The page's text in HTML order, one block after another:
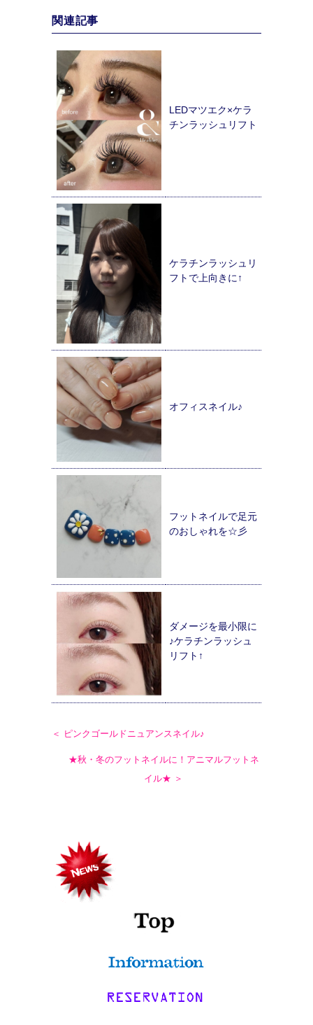
関連記事
LEDマツエク×ケラ
チンラッシュリフト
ケラチンラッシュリ
フトで上向きに↑
オフィスネイル♪
フットネイルで足元
のおしゃれを☆彡
ダメージを最小限に
♪ケラチンラッシュ
リフト↑
＜ ピンクゴールドニュアンスネイル♪
★秋・冬のフットネイルに！アニマルフットネ
イル★ ＞